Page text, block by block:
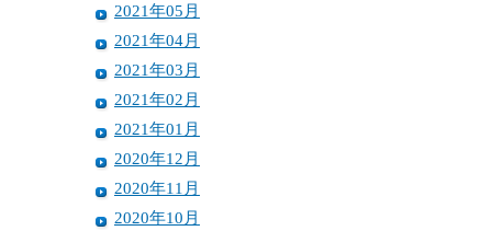
2021年05月
2021年04月
2021年03月
2021年02月
2021年01月
2020年12月
2020年11月
2020年10月